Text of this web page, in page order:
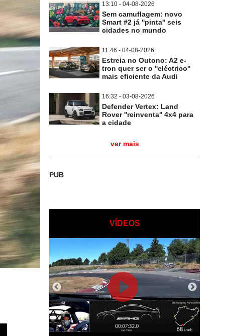
13:10 - 04-08-2026
Sem camuflagem: novo
Smart #2 já ''pinta'' seis
cidades no mundo
11:46 - 04-08-2026
Estreia no Outono: A2 e-
tron quer ser o ''eléctrico''
mais eficiente da Audi
16:32 - 03-08-2026
Defender Vertex: Land
Rover ''reinventa'' 4x4 para
a cidade
ver mais
PUB
VÍDEOS